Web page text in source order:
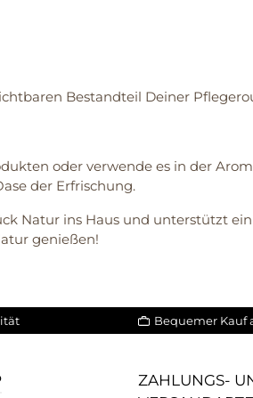
Bestandteil Deiner
oder verwende es in der
der Erfrischung.
Natur ins Haus und unterstützt
genießen!
Bequemer Kauf
ZAHLUNGS-